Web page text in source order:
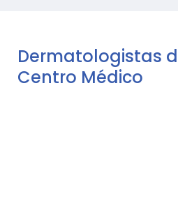
Dermatologistas
Centro Médico